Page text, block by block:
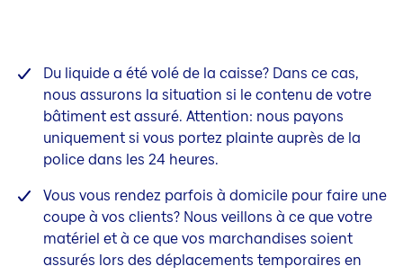
Du liquide a été volé de la caisse? Dans ce cas,
nous assurons la situation si le contenu de votre
bâtiment est assuré. Attention: nous payons
uniquement si vous portez plainte auprès de la
police dans les 24 heures.
Vous vous rendez parfois à domicile pour faire une
coupe à vos clients? Nous veillons à ce que votre
matériel et à ce que vos marchandises soient
assurés lors des déplacements temporaires en